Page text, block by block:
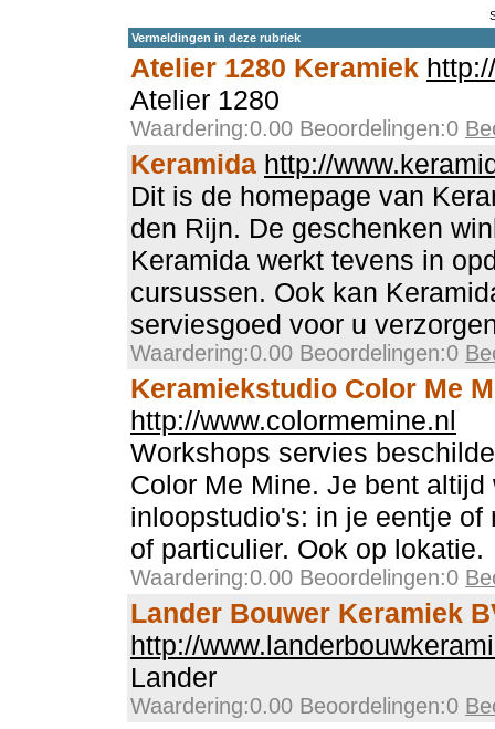
Vermeldingen in deze rubriek
Atelier 1280 Keramiek
Atelier 1280
Waardering:0.00 Beoordelingen:0
Keramida http://
Dit is de homepage van
den Rijn. De geschenken
Keramida werkt tevens in
cursussen. Ook kan
serviesgoed voor u
Waardering:0.00 Beoordelingen:0
Keramiekstudio Color Me
http://www.colormemine.nl
Workshops servies
Color Me Mine. Je bent
inloopstudio's: in je eentje of
of particulier. Ook op lokatie.
Waardering:0.00 Beoordelingen:0
Lander Bouwer Keramiek
http://
Lander
Waardering:0.00 Beoordelingen:0